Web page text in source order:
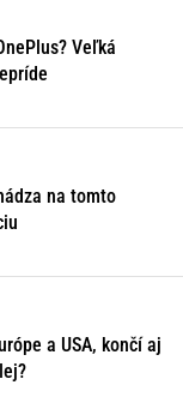
Veľká
na tomto
a USA, končí aj